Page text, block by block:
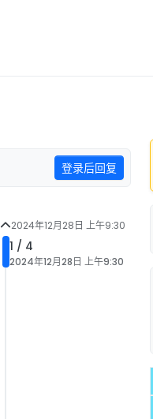
登录后回复
2024年12月28日 上午9:30
1 / 4
2024年12月28日 上午9:30